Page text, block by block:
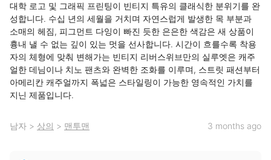
대학 로고 및 그래픽 프린팅이 빈티지 특유의 클래식한 분위기를 완
성합니다. 수십 년의 세월을 거치며 자연스럽게 발생한 목 부분과
소매의 헤짐, 피그먼트 다잉이 빠진 듯한 은은한 색감은 새 상품이
흉내 낼 수 없는 깊이 있는 멋을 선사합니다. 시간이 흐를수록 착용
자의 체형에 맞춰 변해가는 빈티지 리버스위브만의 실루엣은 캐주
얼한 데님이나 치노 팬츠와 완벽한 조화를 이루며, 스트릿 패션부터
아메리칸 캐주얼까지 폭넓은 스타일링이 가능한 영속적인 가치를
지닌 제품입니다.
남자 > 상의 > 맨투맨 3 months ago